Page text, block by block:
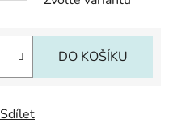
DO KOŠÍKU
Sdílet